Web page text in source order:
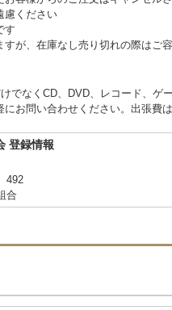
慮ください
す
すが、在庫なし売り切れの際はご
でなくCD、DVD、レコード、ゲ
お問い合わせください。出張費は
登録情報
492
合